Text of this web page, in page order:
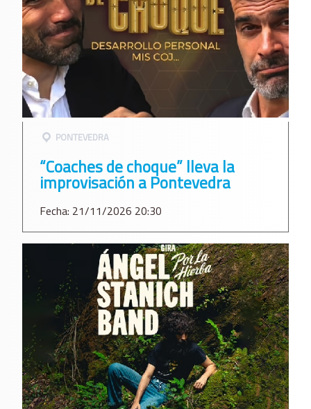
PONTEVEDRA
“Coaches de choque” lleva la
improvisación a Pontevedra
Fecha: 21/11/2026 20:30